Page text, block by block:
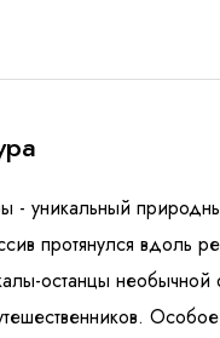
- уникальный
протянулся вдоль
останцы